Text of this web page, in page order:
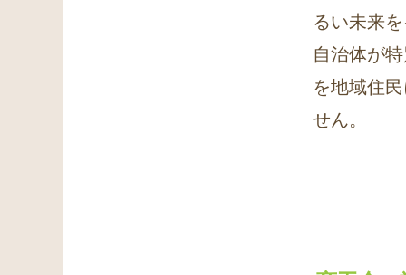
るい未来
自治体が
を地域住
せん。